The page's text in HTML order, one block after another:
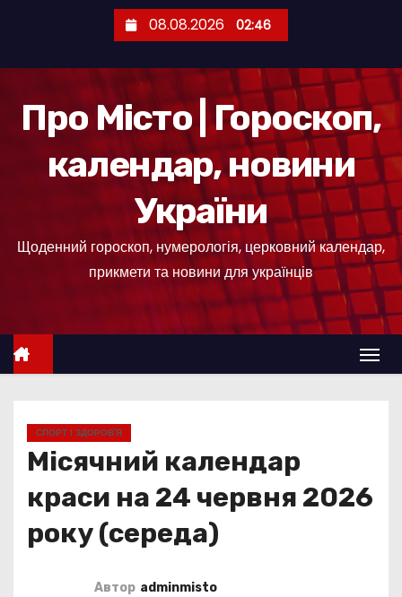
е
08.08.2026 02:46
Про Місто | Гороскоп,
календар, новини
України
Щоденний гороскоп, нумерологія, церковний календар,
прикмети та новини для українців
СПОРТ І ЗДОРОВ’Я
Місячний календар
краси на 24 червня 2026
року (середа)
Автор adminmisto